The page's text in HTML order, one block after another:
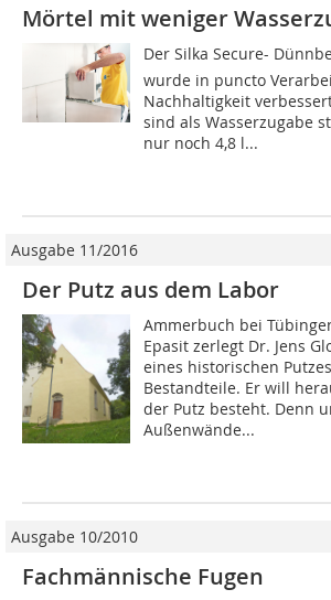
Mörtel mit weniger
Der Silka Secure-
wurde in puncto
Nachhaltigkeit
sind als Wasserzugabe
nur noch 4,8 l...
Ausgabe 11/2016
Der Putz aus dem Labor
Ammerbuch bei
Epasit zerlegt Dr. Jens
eines historischen
Bestandteile. Er will
der Putz besteht. Denn
Außenwände...
Ausgabe 10/2010
Fachmännische Fugen